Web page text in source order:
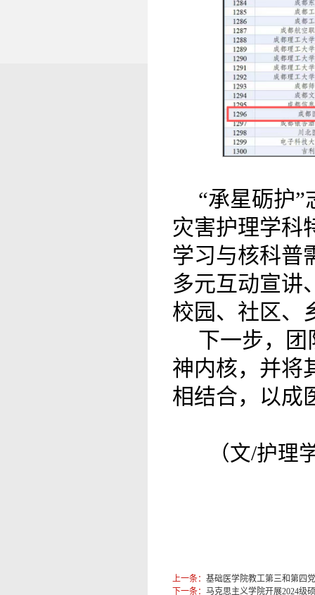
“承星砺护
灾害护理学科
学习与核科普
多元互动宣讲
校园、社区、
下一步，团
神内核，并将
相结合，以成
（文/护理
上一条： 基础医学院教工第三和第四
下一条： 马克思主义学院开展2024级